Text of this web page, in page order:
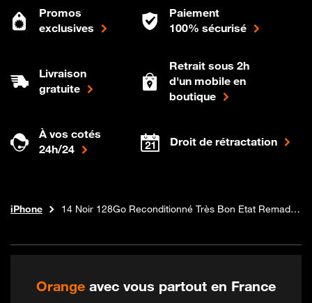
Promos
exclusives
Paiement
100% sécurisé
Livraison
gratuite
Retrait sous 2h
d'un mobile en
boutique
À vos cotés
24h/24
Droit de rétractation
Boutique Orange
Téléphones et forfaits
iPhone 14 Noir 128Go Reconditionné Très Bon Etat Remade in France